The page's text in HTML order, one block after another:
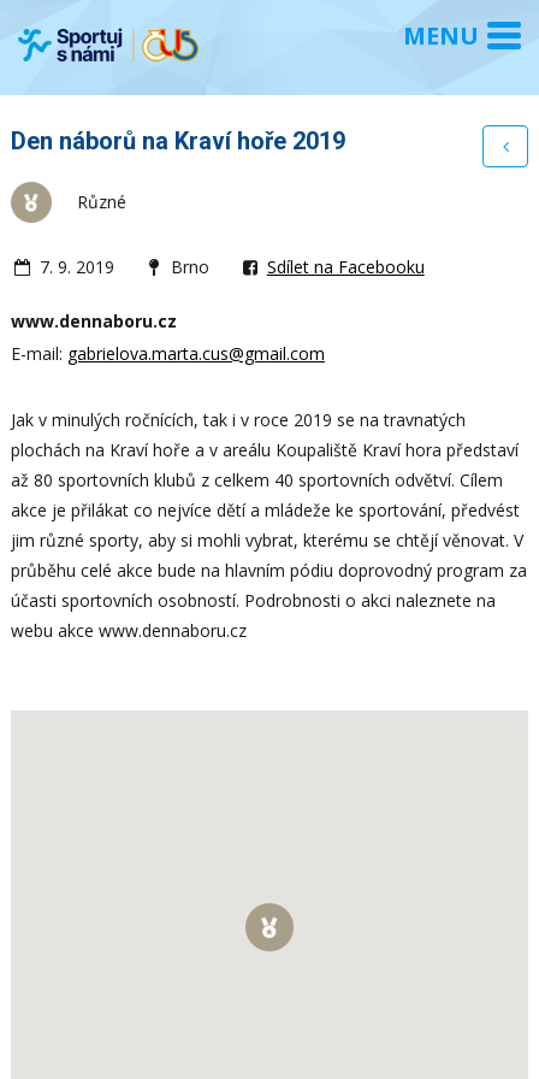
Den náborů na Kraví hoře 2019
Různé
7. 9. 2019 Brno Sdílet na Facebooku
www.dennaboru.cz
E-mail: gabrielova.marta.cus@gmail.com
Jak v minulých ročnících, tak i v roce 2019 se na travnatých
plochách na Kraví hoře a v areálu Koupaliště Kraví hora představí
až 80 sportovních klubů z celkem 40 sportovních odvětví. Cílem
akce je přilákat co nejvíce dětí a mládeže ke sportování, předvést
jim různé sporty, aby si mohli vybrat, kterému se chtějí věnovat. V
průběhu celé akce bude na hlavním pódiu doprovodný program za
účasti sportovních osobností. Podrobnosti o akci naleznete na
webu akce www.dennaboru.cz